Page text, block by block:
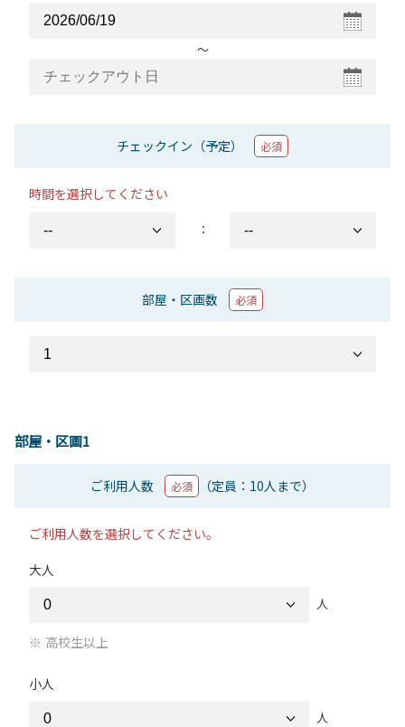
〜
チェックイン（予定） 必須
時間を選択してください
：
部屋・区画数 必須
部屋・区画1
ご利用人数 必須 （定員：10人まで）
ご利用人数を選択してください。
大人
人
高校生以上
小人
人